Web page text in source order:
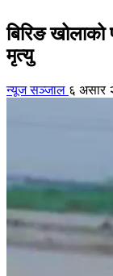
बिरिङ खोलाको
मृत्यु
न्यूज सञ्जाल ६ असार